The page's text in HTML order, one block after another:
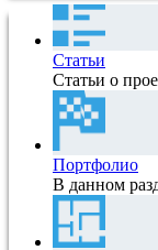
Статьи
Статьи о
Портфолио
В данном